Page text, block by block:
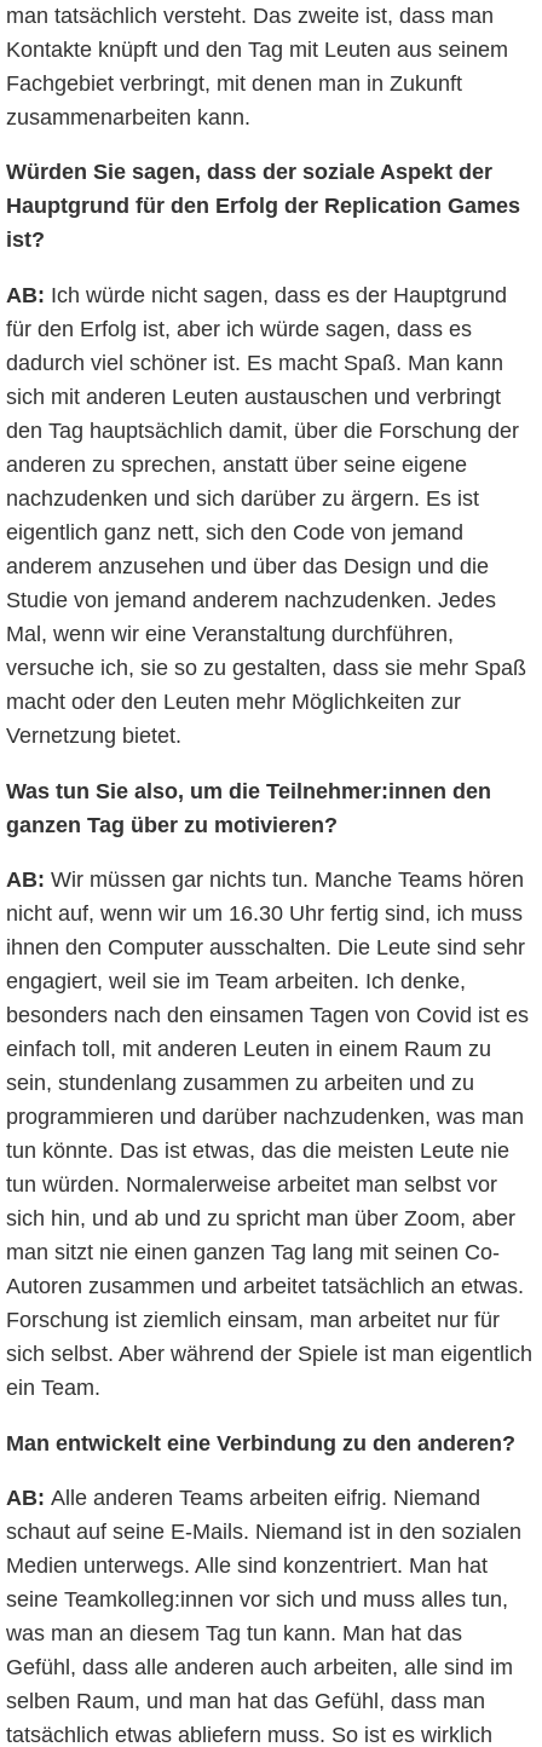
man tatsächlich versteht. Das zweite ist, dass man
Kontakte knüpft und den Tag mit Leuten aus seinem
Fachgebiet verbringt, mit denen man in Zukunft
zusammenarbeiten kann.
Würden Sie sagen, dass der soziale Aspekt der
Hauptgrund für den Erfolg der Replication Games
ist?
AB: Ich würde nicht sagen, dass es der Hauptgrund
für den Erfolg ist, aber ich würde sagen, dass es
dadurch viel schöner ist. Es macht Spaß. Man kann
sich mit anderen Leuten austauschen und verbringt
den Tag hauptsächlich damit, über die Forschung der
anderen zu sprechen, anstatt über seine eigene
nachzudenken und sich darüber zu ärgern. Es ist
eigentlich ganz nett, sich den Code von jemand
anderem anzusehen und über das Design und die
Studie von jemand anderem nachzudenken. Jedes
Mal, wenn wir eine Veranstaltung durchführen,
versuche ich, sie so zu gestalten, dass sie mehr Spaß
macht oder den Leuten mehr Möglichkeiten zur
Vernetzung bietet.
Was tun Sie also, um die Teilnehmer:innen den
ganzen Tag über zu motivieren?
AB: Wir müssen gar nichts tun. Manche Teams hören
nicht auf, wenn wir um 16.30 Uhr fertig sind, ich muss
ihnen den Computer ausschalten. Die Leute sind sehr
engagiert, weil sie im Team arbeiten. Ich denke,
besonders nach den einsamen Tagen von Covid ist es
einfach toll, mit anderen Leuten in einem Raum zu
sein, stundenlang zusammen zu arbeiten und zu
programmieren und darüber nachzudenken, was man
tun könnte. Das ist etwas, das die meisten Leute nie
tun würden. Normalerweise arbeitet man selbst vor
sich hin, und ab und zu spricht man über Zoom, aber
man sitzt nie einen ganzen Tag lang mit seinen Co-
Autoren zusammen und arbeitet tatsächlich an etwas.
Forschung ist ziemlich einsam, man arbeitet nur für
sich selbst. Aber während der Spiele ist man eigentlich
ein Team.
Man entwickelt eine Verbindung zu den anderen?
AB: Alle anderen Teams arbeiten eifrig. Niemand
schaut auf seine E-Mails. Niemand ist in den sozialen
Medien unterwegs. Alle sind konzentriert. Man hat
seine Teamkolleg:innen vor sich und muss alles tun,
was man an diesem Tag tun kann. Man hat das
Gefühl, dass alle anderen auch arbeiten, alle sind im
selben Raum, und man hat das Gefühl, dass man
tatsächlich etwas abliefern muss. So ist es wirklich